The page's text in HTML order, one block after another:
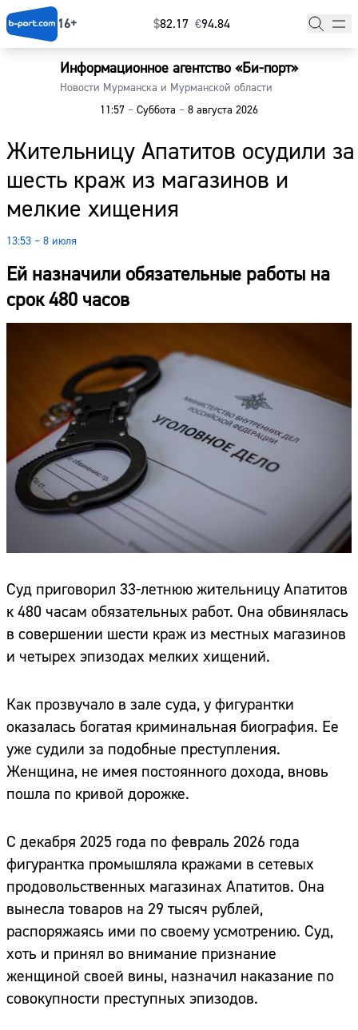
16+ $⁠82.17 €⁠94.84
Информационное агентство «Би-порт»
Новости Мурманска и Мурманской области
11:57 – Суббота – 8 августа 2026
Жительницу Апатитов осудили за
шесть краж из магазинов и
мелкие хищения
13:53 – 8 июля
Ей назначили обязательные работы на
срок 480 часов
Суд приговорил 33-летнюю жительницу Апатитов
к 480 часам обязательных работ. Она обвинялась
в совершении шести краж из местных магазинов
и четырех эпизодах мелких хищений.
Как прозвучало в зале суда, у фигурантки
оказалась богатая криминальная биография. Ее
уже судили за подобные преступления.
Женщина, не имея постоянного дохода, вновь
пошла по кривой дорожке.
С декабря 2025 года по февраль 2026 года
фигурантка промышляла кражами в сетевых
продовольственных магазинах Апатитов. Она
вынесла товаров на 29 тысяч рублей,
распоряжаясь ими по своему усмотрению. Суд,
хоть и принял во внимание признание
женщиной своей вины, назначил наказание по
совокупности преступных эпизодов.
Главная
Наши гости
Фоторепортажи
Погода
Курсы валют